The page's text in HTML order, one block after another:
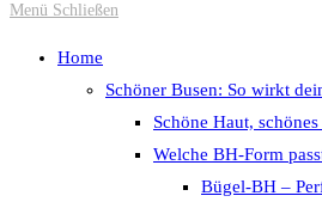
the
search
panel.
Menü Schließen
Home
Schöner Busen: So wirkt
Schöne Haut,
Welche BH-Form
Bügel-BH –